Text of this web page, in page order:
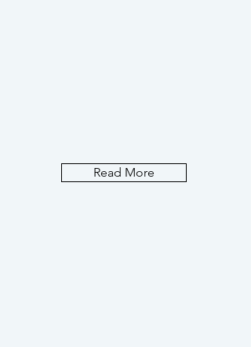
Read More